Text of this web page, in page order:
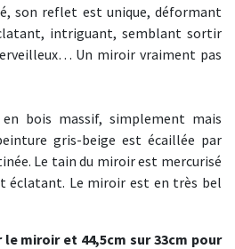
son reflet est unique, déformant
intriguant, semblant sortir
Un miroir vraiment pas
bois massif, simplement mais
gris-beige est écaillée par
Le tain du miroir est mercurisé
éclatant. Le miroir est en très bel
le miroir et 44,5cm sur 33cm pour